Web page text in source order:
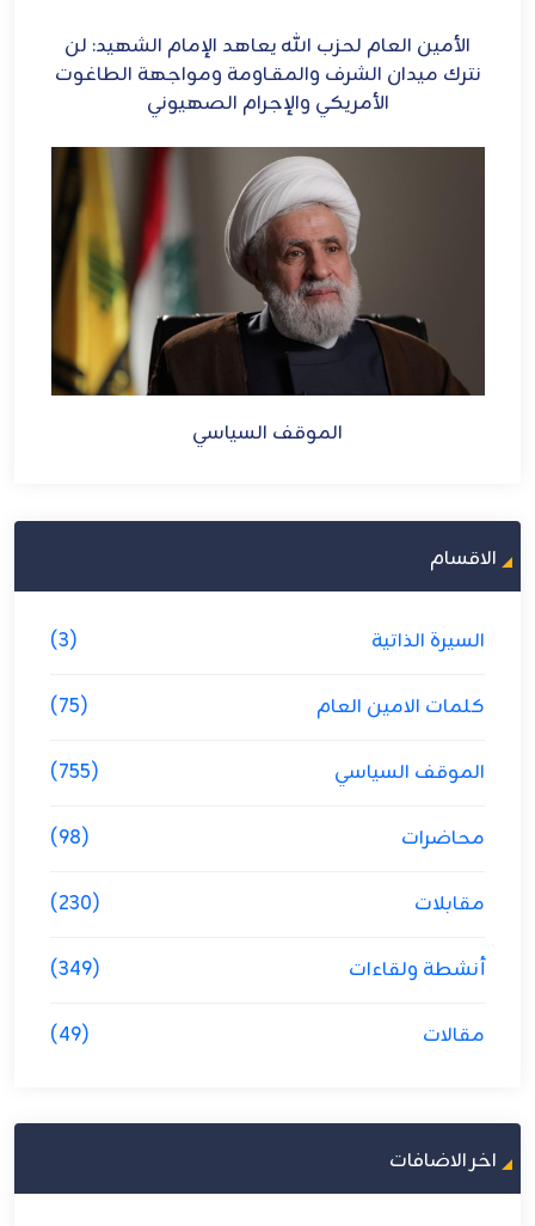
الأمين العام لحزب الله يعاهد الإمام الشهيد: لن
نترك ميدان الشرف والمقـاومة ومواجهة الطاغوت
الأمريكي والإجرام الصهيوني
الموقف السياسي
الاقسام
السيرة الذاتية (3)
كلمات الامين العام (75)
الموقف السياسي (755)
محاضرات (98)
مقابلات (230)
أنشطة ولقاءات (349)
مقالات (49)
اخر الاضافات